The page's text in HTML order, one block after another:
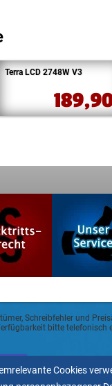
Terra LCD 2748W V3
Schreibfehler und
bitte telefonisch
Cookies